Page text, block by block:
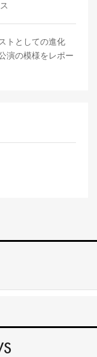
トとしての進化
演の模様をレポー